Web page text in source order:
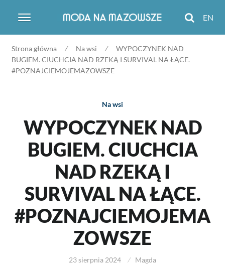
Skip
navigation
Skip
content
EN
Strona główna ⁄ Na wsi ⁄
WYPOCZYNEK NAD
BUGIEM. CIUCHCIA NAD RZEKĄ I SURVIVAL NA ŁĄCE.
#POZNAJCIEMOJEMAZOWSZE
Na wsi
WYPOCZYNEK NAD
BUGIEM. CIUCHCIA
NAD RZEKĄ I
SURVIVAL NA ŁĄCE.
#POZNAJCIEMOJEMA
ZOWSZE
23 sierpnia 2024 Magda